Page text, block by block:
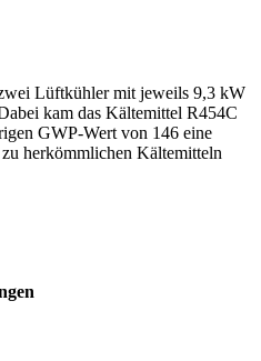
Lüftkühler mit jeweils 9,3 kW
kam das Kältemittel R454C
GWP-Wert von 146 eine
herkömmlichen Kältemitteln